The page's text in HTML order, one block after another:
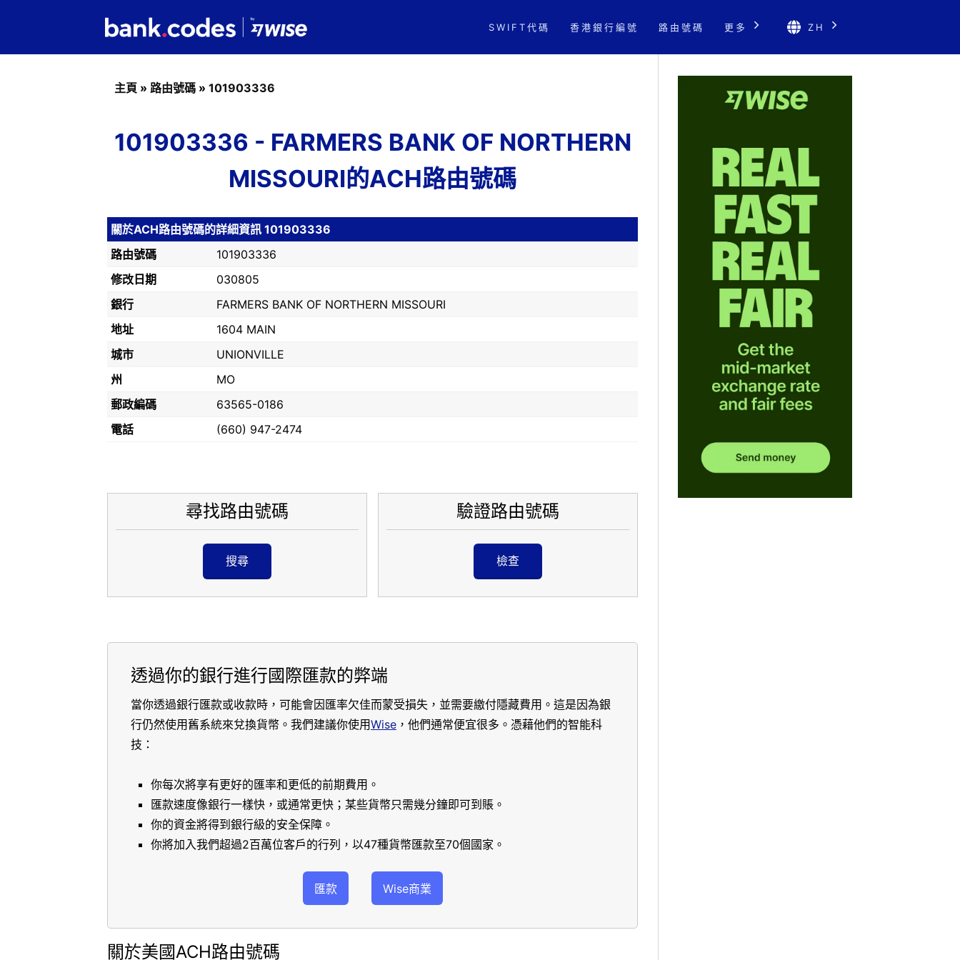
SWIFT代碼 香港銀行編號 路由號碼 更多 ZH
主頁 » 路由號碼 » 101903336
101903336 - FARMERS BANK OF NORTHERN
MISSOURI的ACH路由號碼
關於ACH路由號碼的詳細資訊 101903336
路由號碼
101903336
修改日期
030805
銀行
FARMERS BANK OF NORTHERN MISSOURI
地址
1604 MAIN
城市
UNIONVILLE
州
MO
郵政編碼
63565-0186
電話
(660) 947-2474
尋找路由號碼
搜尋
驗證路由號碼
檢查
透過你的銀行進行國際匯款的弊端
當你透過銀行匯款或收款時，可能會因匯率欠佳而蒙受損失，並需要繳付隱藏費用。這是因為銀
行仍然使用舊系統來兌換貨幣。我們建議你使用Wise ，他們通常便宜很多。憑藉他們的智能科
技：
你每次將享有更好的匯率和更低的前期費用。
匯款速度像銀行一樣快，或通常更快；某些貨幣只需幾分鐘即可到賬。
你的資金將得到銀行級的安全保障。
你將加入我們超過2百萬位客戶的行列，以47種貨幣匯款至70個國家。
匯款 Wise商業
關於美國ACH路由號碼